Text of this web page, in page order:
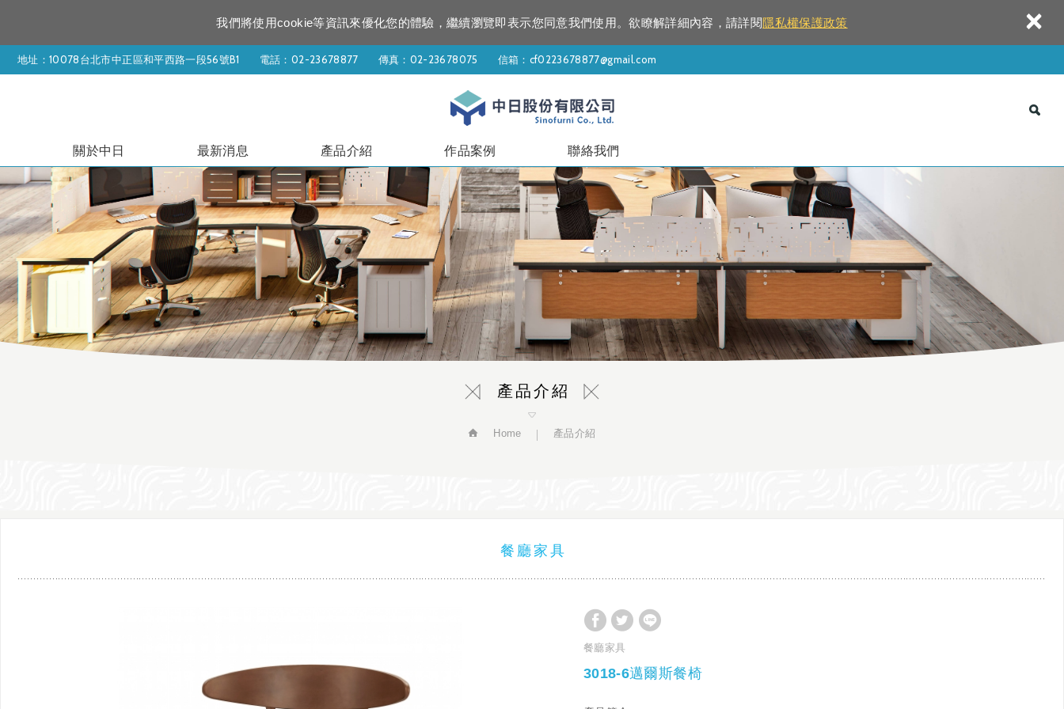
我們將使用cookie等資訊來優化您的體驗，繼續瀏覽即表示您同意我們使用。欲瞭解詳細內容，請詳閱隱私權保護政策 ×
地址：10078台北市中正區和平西路一段56號B1 電話： 02-23678877 傳真：02-23678075 信箱： cf0223678877@gmail.com
關於中日 最新消息 產品介紹 作品案例 聯絡我們
產品介紹
Home 產品介紹
餐廳家具
餐廳家具
3018-6邁爾斯餐椅